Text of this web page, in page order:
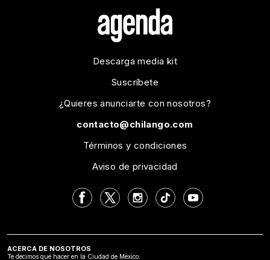
Descarga media kit
Suscríbete
¿Quieres anunciarte con nosotros?
contacto@chilango.com
Términos y condiciones
Aviso de privacidad
ACERCA DE NOSOTROS
Te decimos qué hacer en la Ciudad de México: